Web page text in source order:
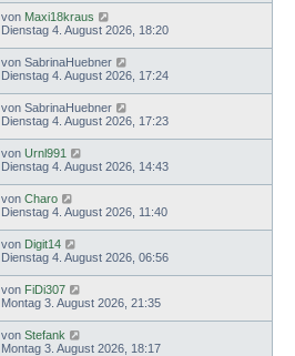
von Maxi18kraus
Dienstag 4. August 2026, 18:20
von SabrinaHuebner
Dienstag 4. August 2026, 17:24
von SabrinaHuebner
Dienstag 4. August 2026, 17:23
von Urnl991
Dienstag 4. August 2026, 14:43
von Charo
Dienstag 4. August 2026, 11:40
von Digit14
Dienstag 4. August 2026, 06:56
von FiDi307
Montag 3. August 2026, 21:35
von Stefank
Montag 3. August 2026, 18:17